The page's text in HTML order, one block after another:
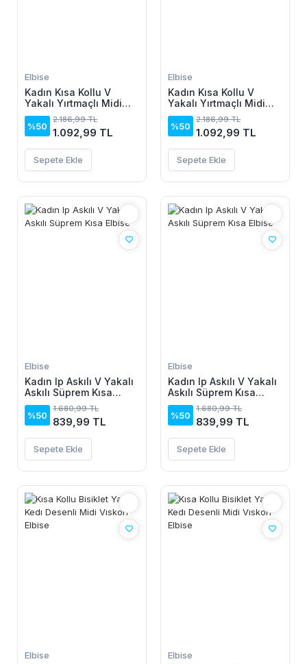
Elbise
Kadın Kısa Kollu V
Yakalı Yırtmaçlı Midi
Boy Viskon Elbise
%50
2.186,99 TL
1.092,99 TL
Sepete Ekle
Elbise
Kadın Kısa Kollu V
Yakalı Yırtmaçlı Midi
Boy Viskon Elbise
%50
2.186,99 TL
1.092,99 TL
Sepete Ekle
Elbise
Kadın Ip Askılı V Yakalı
Askılı Süprem Kısa
Elbise
%50
1.680,99 TL
839,99 TL
Sepete Ekle
Elbise
Kadın Ip Askılı V Yakalı
Askılı Süprem Kısa
Elbise
%50
1.680,99 TL
839,99 TL
Sepete Ekle
Elbise Elbise